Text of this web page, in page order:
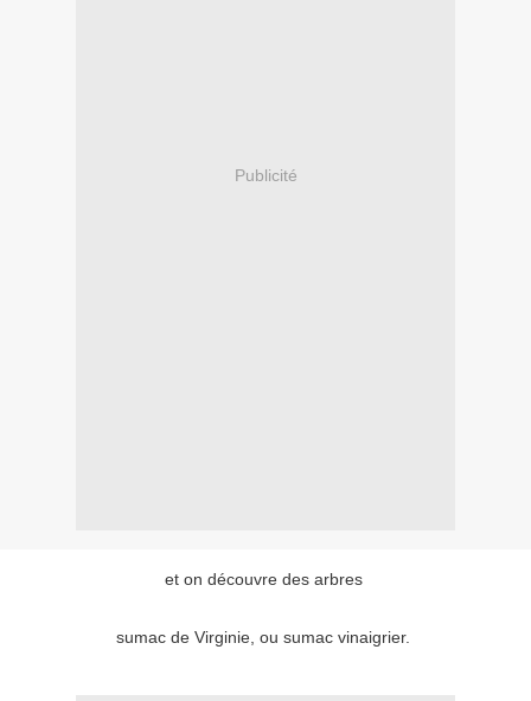
Publicité
et on découvre des arbres
sumac de Virginie, ou sumac vinaigrier.